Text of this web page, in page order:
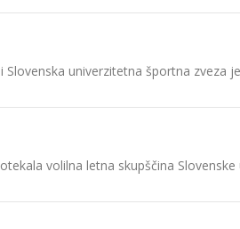
univerzitetna športna
volilna letna skupščina